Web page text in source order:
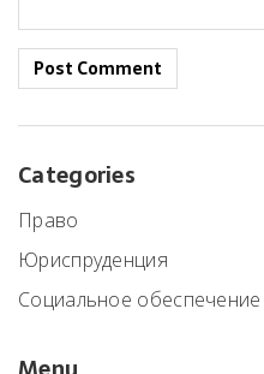
Post Comment
Categories
Право
Юриспруденция
Социальное обеспечение